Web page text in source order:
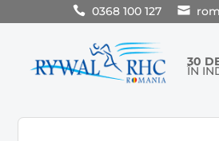
0368 100 127
30
ÎN